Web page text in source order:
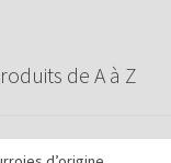
de A à Z